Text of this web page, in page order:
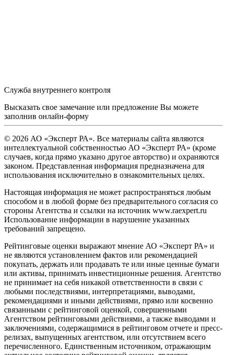
Служба внутреннего контроля
Высказать свое замечание или предложение Вы можете
заполнив онлайн-форму
© 2026 АО «Эксперт РА». Все материалы сайта являются
интеллектуальной собственностью АО «Эксперт РА» (кроме
случаев, когда прямо указано другое авторство) и охраняются
законом. Представленная информация предназначена для
использования исключительно в ознакомительных целях.
Настоящая информация не может распространяться любым
способом и в любой форме без предварительного согласия со
стороны Агентства и ссылки на источник www.raexpert.ru
Использование информации в нарушение указанных
требований запрещено.
Рейтинговые оценки выражают мнение АО «Эксперт РА» и
не являются установлением фактов или рекомендацией
покупать, держать или продавать те или иные ценные бумаги
или активы, принимать инвестиционные решения. Агентство
не принимает на себя никакой ответственности в связи с
любыми последствиями, интерпретациями, выводами,
рекомендациями и иными действиями, прямо или косвенно
связанными с рейтинговой оценкой, совершенными
Агентством рейтинговыми действиями, а также выводами и
заключениями, содержащимися в рейтинговом отчете и пресс-
релизах, выпущенных агентством, или отсутствием всего
перечисленного. Единственным источником, отражающим